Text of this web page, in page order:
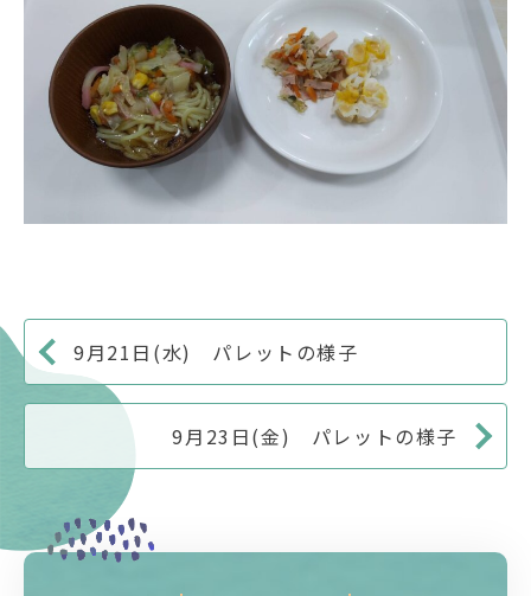
9月21日(水) パレットの様子
9月23日(金) パレットの様子